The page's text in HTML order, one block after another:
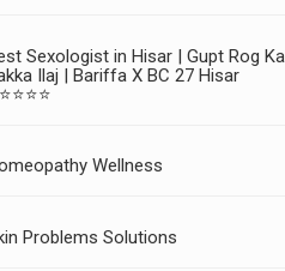
Sexologist in Hisar | Gupt Rog Ka
Ilaj | Bariffa X BC 27 Hisar
Wellness
Problems Solutions